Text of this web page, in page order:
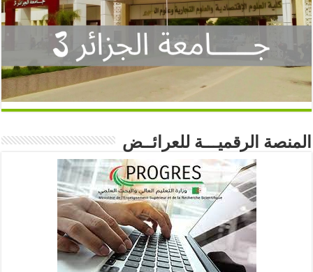
المنصة الرقميـــة للعرائــض